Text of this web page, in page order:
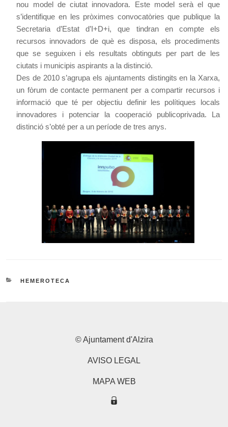
nou model de ciutat innovadora. Este model serà el que
s’identifique en les pròximes convocatòries que publique la
Secretaria d’Estat d’I+D+i, que tindran en compte els
recursos innovadors de què es disposa, els procediments
que se seguixen i els resultats obtinguts per part de les
ciutats i municipis aspirants a la distinció.
Des de 2010 s’agrupa els ajuntaments distingits en la Xarxa,
un fòrum de contacte permanent per a compartir recursos i
informació que té per objectiu definir les polítiques locals
innovadores i potenciar la cooperació publicoprivada. La
distinció s’obté per a un període de tres anys.
CATEGORÍAS
HEMEROTECA
© Ajuntament d'Alzira
AVISO LEGAL
MAPA WEB